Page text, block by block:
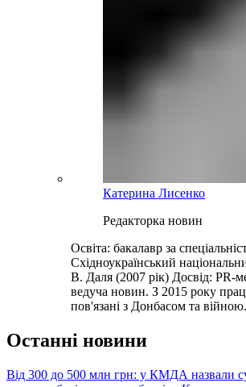
Катерина Лисенко
Редакторка новин
Освіта: бакалавр за
Східноукраїнський
В. Даля (2007 рік) Досвід: PR-
ведуча новин. З 2015 року
пов'язані з Донбасом та війною.
Останні новини
Від 300 до 500 млн грн: у КМДА назвали